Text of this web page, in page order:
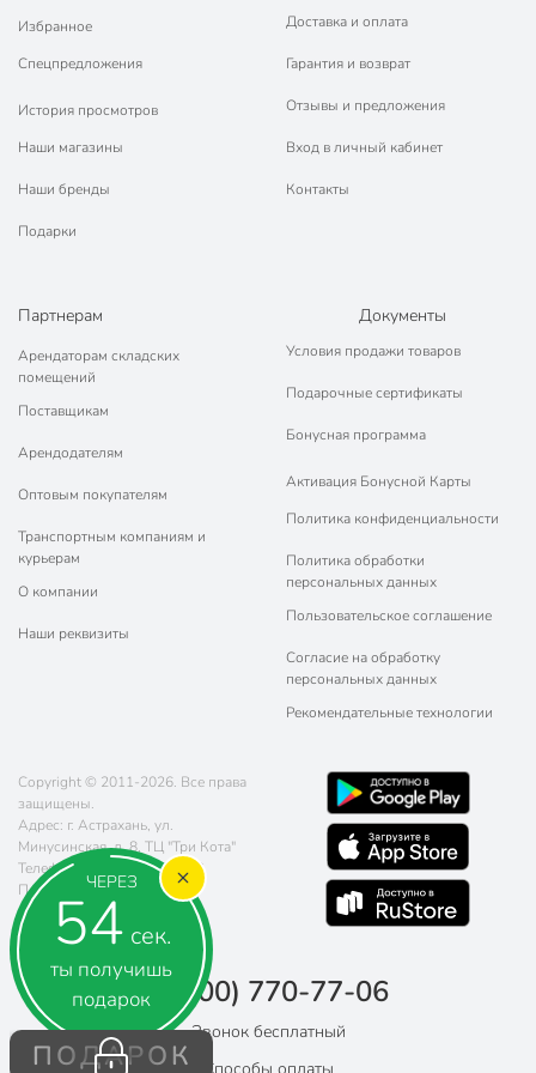
ЧЕРЕЗ
54 сек.
ты получишь
подарок
ПОДАРОК
Избранное
Спецпредложения
История просмотров
Наши магазины
Наши бренды
Подарки
Доставка и оплата
Гарантия и возврат
Отзывы и предложения
Вход в личный кабинет
Контакты
Партнерам
Арендаторам складских
помещений
Поставщикам
Арендодателям
Оптовым покупателям
Транспортным компаниям и
курьерам
О компании
Наши реквизиты
Документы
Условия продажи товаров
Подарочные сертификаты
Бонусная программа
Активация Бонусной Карты
Политика конфиденциальности
Политика обработки
персональных данных
Пользовательское соглашение
Согласие на обработку
персональных данных
Рекомендательные технологии
Copyright © 2011-2026. Все права
защищены.
Адрес: г. Астрахань, ул.
Минусинская, д. 8, ТЦ "Три Кота"
Телефон:
8 (800) 770-77-06
Почта:
sales@poryadok.ru
8 (800) 770-77-06
Звонок бесплатный